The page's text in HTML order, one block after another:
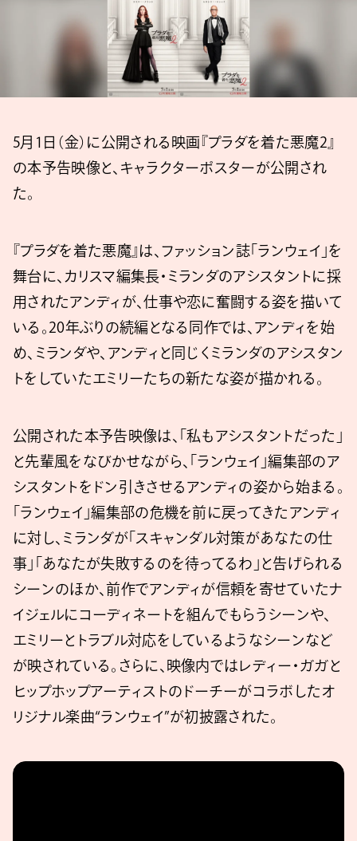
5月1日（金）に公開される映画『プラダを着た悪魔2』
の本予告映像と、キャラクターポスターが公開され
た。
『プラダを着た悪魔』は、ファッション誌「ランウェイ」を
舞台に、カリスマ編集長・ミランダのアシスタントに採
用されたアンディが、仕事や恋に奮闘する姿を描いて
いる。20年ぶりの続編となる同作では、アンディを始
め、ミランダや、アンディと同じくミランダのアシスタン
トをしていたエミリーたちの新たな姿が描かれる。
公開された本予告映像は、「私もアシスタントだった」
と先輩風をなびかせながら、「ランウェイ」編集部のア
シスタントをドン引きさせるアンディの姿から始まる。
「ランウェイ」編集部の危機を前に戻ってきたアンディ
に対し、ミランダが「スキャンダル対策があなたの仕
事」「あなたが失敗するのを待ってるわ」と告げられる
シーンのほか、前作でアンディが信頼を寄せていたナ
イジェルにコーディネートを組んでもらうシーンや、
エミリーとトラブル対応をしているようなシーンなど
が映されている。さらに、映像内ではレディー・ガガと
ヒップホップアーティストのドーチーがコラボしたオ
リジナル楽曲“ランウェイ”が初披露された。